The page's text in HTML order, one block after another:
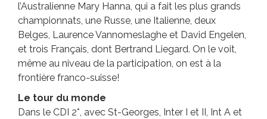
l’Australienne Mary Hanna, qui a fait les plus grands
championnats, une Russe, une Italienne, deux
Belges, Laurence Vannomeslaghe et David Engelen,
et trois Français, dont Bertrand Liegard. On le voit,
même au niveau de la participation, on est à la
frontière franco-suisse!
Le tour du monde
Dans le CDI 2*, avec St-Georges, Inter I et II, Int A et